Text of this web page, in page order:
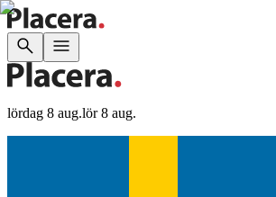
lördag 8 aug.lör 8 aug.